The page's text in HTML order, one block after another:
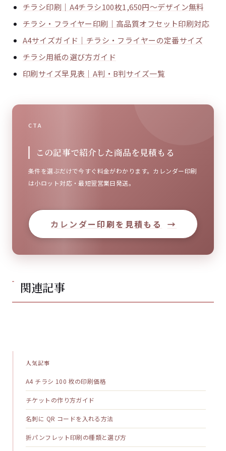
チラシ印刷｜A4チラシ100枚1,650円〜デザイン無料
チラシ・フライヤー印刷｜高品質オフセット印刷対応
A4サイズガイド｜チラシ・フライヤーの定番サイズ
チラシ用紙の選び方ガイド
印刷サイズ早見表｜A判・B判サイズ一覧
CTA
この記事で紹介した商品を見積もる
条件を選ぶだけで今すぐ料金がわかります。カレンダー印刷
は小ロット対応・最短翌営業日発送。
カレンダー印刷を見積もる →
関連記事
人気記事
A4 チラシ 100 枚の印刷価格
チケットの作り方ガイド
名刺に QR コードを入れる方法
折パンフレット印刷の種類と選び方